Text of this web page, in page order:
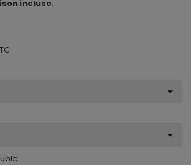
incluse.